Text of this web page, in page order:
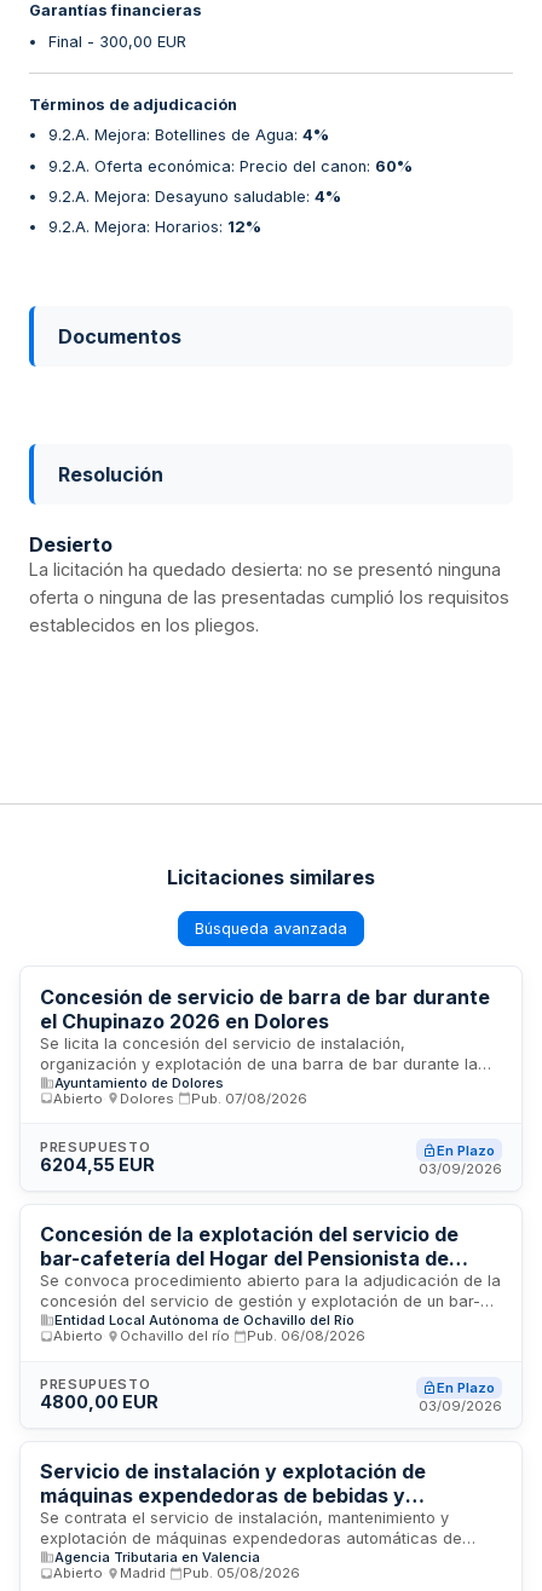
Garantías financieras
Final - 300,00 EUR
Términos de adjudicación
9.2.A. Mejora: Botellines de Agua: 4%
9.2.A. Oferta económica: Precio del canon: 60%
9.2.A. Mejora: Desayuno saludable: 4%
9.2.A. Mejora: Horarios: 12%
Documentos
Resolución
Desierto
La licitación ha quedado desierta: no se presentó ninguna
oferta o ninguna de las presentadas cumplió los requisitos
establecidos en los pliegos.
Licitaciones similares
Búsqueda avanzada
Concesión de servicio de barra de bar durante
el Chupinazo 2026 en Dolores
Se licita la concesión del servicio de instalación,
organización y explotación de una barra de bar durante la
celebración del Chupinazo de Dolores 2026. El concesionario
será responsable de la gestión hostelera, incluidas las
derivado de la demanda, afluencia y condiciones de
explotación. La prestación se desarrollará en la Plaza
coordinándose con las obligaciones de seguridad, limpieza y
restitución del espacio.
Ayuntamiento de Dolores
Abierto
Dolores Pub. 07/08/2026
PRESUPUESTO
6204,55 EUR
En Plazo
03/09/2026
Concesión de la explotación del servicio de
bar-cafetería del Hogar del Pensionista de
Ochavillo del Río
Se convoca procedimiento abierto para la adjudicación de la
concesión del servicio de gestión y explotación de un bar-
cafetería ubicado en el Hogar del Pensionista de Ochavillo
del Río. El concesionario asumirá los riesgos operacionales y
maquinaria y elementos necesarios, así como obteniendo las
autorizaciones administrativas y sanitarias requeridas. La
años en total. La adjudicación se realizará según la mejor
relación calidad-precio. El procedimiento tiene carácter
urgente por necesidad de garantizar la continuidad del
servicio.
Entidad Local Autónoma de Ochavillo del Río
Abierto
Ochavillo del río Pub. 06/08/2026
PRESUPUESTO
4800,00 EUR
En Plazo
03/09/2026
Servicio de instalación y explotación de
máquinas expendedoras de bebidas y
alimentos en centros de la Agencia Estatal de
Administración Tributaria de Alicante y
Castellón
Se contrata el servicio de instalación, mantenimiento y
explotación de máquinas expendedoras automáticas de
bebidas y alimentos en los edificios y centros de trabajo de
la Agencia Estatal de Administración Tributaria ubicados en
Agencia Tributaria en Valencia
Abierto
Madrid Pub. 05/08/2026